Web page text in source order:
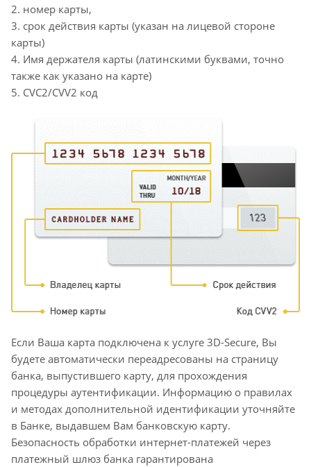
2. номер карты,
3. срок действия карты (указан на лицевой стороне
карты)
4. Имя держателя карты (латинскими буквами, точно
также как указано на карте)
5. CVC2/CVV2 код
Если Ваша карта подключена к услуге 3D-Secure, Вы
будете автоматически переадресованы на страницу
банка, выпустившего карту, для прохождения
процедуры аутентификации. Информацию о правилах
и методах дополнительной идентификации уточняйте
в Банке, выдавшем Вам банковскую карту.
Безопасность обработки интернет-платежей через
платежный шлюз банка гарантирована